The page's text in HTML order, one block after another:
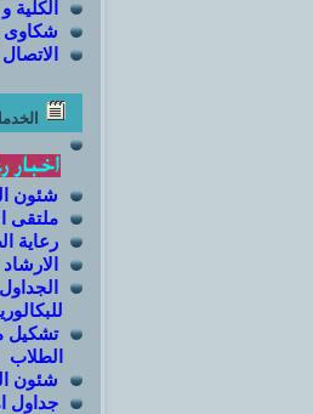
الكلية و
شكاوى
شئون
ملتقى
رعاية
تشكيل
الطلاب
شئون
جداول